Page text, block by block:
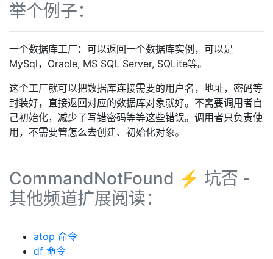
举个例子：
一个数据库工厂：可以返回一个数据库实例，可以是
MySql，Oracle, MS SQL Server, SQLite等。
这个工厂就可以把数据库连接需要的用户名，地址，密码等
封装好，直接返回对应的数据库对象就好。不需要调用者自
己初始化，减少了写错密码等等这些错误。调用者只负责使
用，不需要管怎么去创建、初始化对象。
CommandNotFound ⚡️ 坑否 -
其他频道扩展阅读：
atop 命令
df 命令